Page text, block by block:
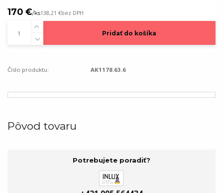
170 €/ks138,21 €bez DPH
Pridať do košíka
Číslo produktu: AK1178.63.6
Pôvod tovaru
Potrebujete poradiť?